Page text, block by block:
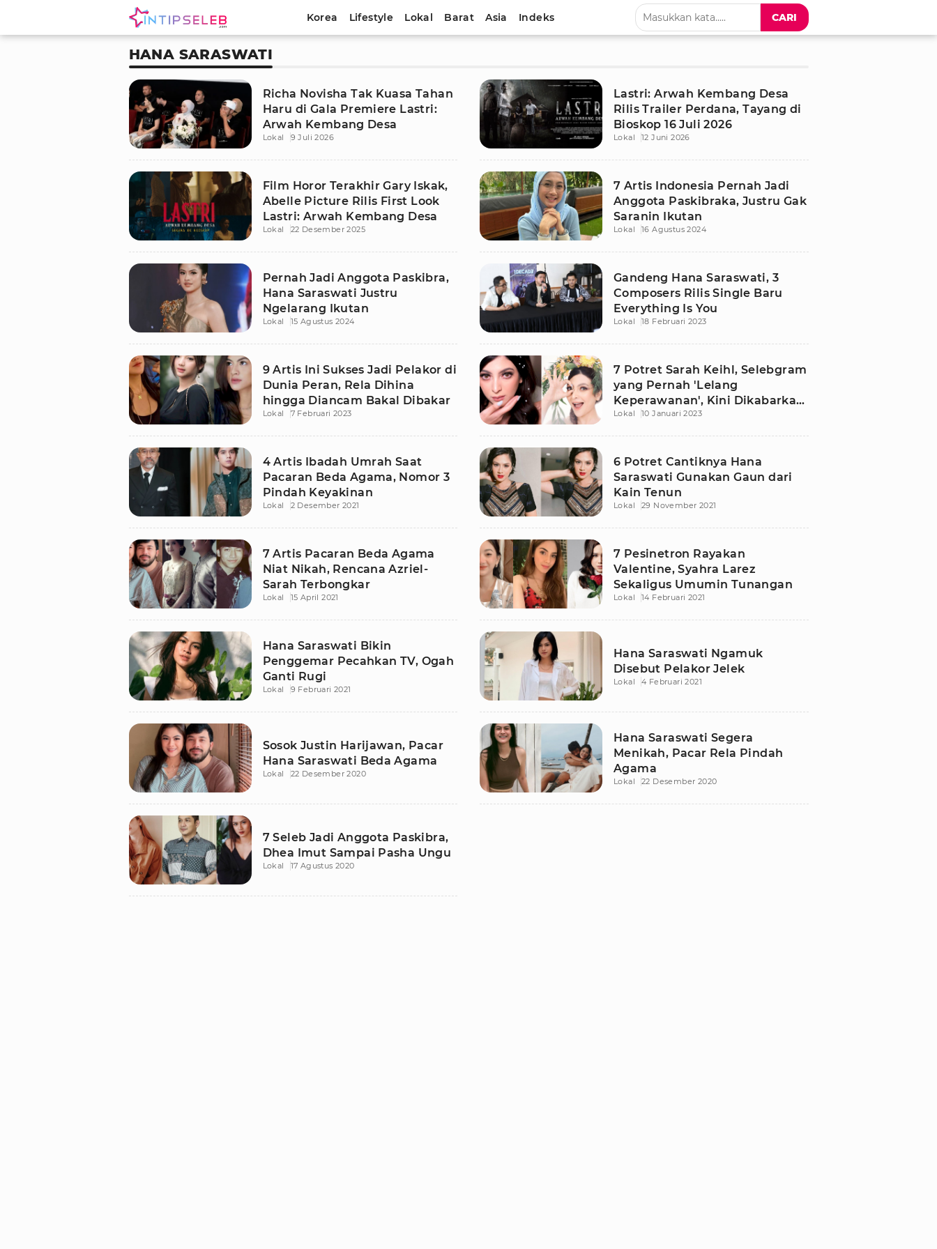
Korea Lifestyle Lokal Barat Asia Indeks CARI
HANA SARASWATI
Richa Novisha Tak Kuasa Tahan
Haru di Gala Premiere Lastri:
Arwah Kembang Desa
Lokal 9 Juli 2026
Lastri: Arwah Kembang Desa
Rilis Trailer Perdana, Tayang di
Bioskop 16 Juli 2026
Lokal 12 Juni 2026
Film Horor Terakhir Gary Iskak,
Abelle Picture Rilis First Look
Lastri: Arwah Kembang Desa
Lokal 22 Desember 2025
7 Artis Indonesia Pernah Jadi
Anggota Paskibraka, Justru Gak
Saranin Ikutan
Lokal 16 Agustus 2024
Pernah Jadi Anggota Paskibra,
Hana Saraswati Justru
Ngelarang Ikutan
Lokal 15 Agustus 2024
Gandeng Hana Saraswati, 3
Composers Rilis Single Baru
Everything Is You
Lokal 18 Februari 2023
9 Artis Ini Sukses Jadi Pelakor di
Dunia Peran, Rela Dihina
hingga Diancam Bakal Dibakar
Lokal 7 Februari 2023
7 Potret Sarah Keihl, Selebgram
yang Pernah 'Lelang
Keperawanan', Kini Dikabarkan
dekat Richard Kyle
Lokal 10 Januari 2023
4 Artis Ibadah Umrah Saat
Pacaran Beda Agama, Nomor 3
Pindah Keyakinan
Lokal 2 Desember 2021
6 Potret Cantiknya Hana
Saraswati Gunakan Gaun dari
Kain Tenun
Lokal 29 November 2021
7 Artis Pacaran Beda Agama
Niat Nikah, Rencana Azriel-
Sarah Terbongkar
Lokal 15 April 2021
7 Pesinetron Rayakan
Valentine, Syahra Larez
Sekaligus Umumin Tunangan
Lokal 14 Februari 2021
Hana Saraswati Bikin
Penggemar Pecahkan TV, Ogah
Ganti Rugi
Lokal 9 Februari 2021
Hana Saraswati Ngamuk
Disebut Pelakor Jelek
Lokal 4 Februari 2021
Sosok Justin Harijawan, Pacar
Hana Saraswati Beda Agama
Lokal 22 Desember 2020
Hana Saraswati Segera
Menikah, Pacar Rela Pindah
Agama
Lokal 22 Desember 2020
7 Seleb Jadi Anggota Paskibra,
Dhea Imut Sampai Pasha Ungu
Lokal 17 Agustus 2020